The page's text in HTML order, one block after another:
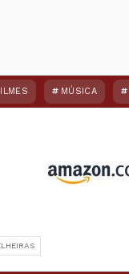
MÚSICA